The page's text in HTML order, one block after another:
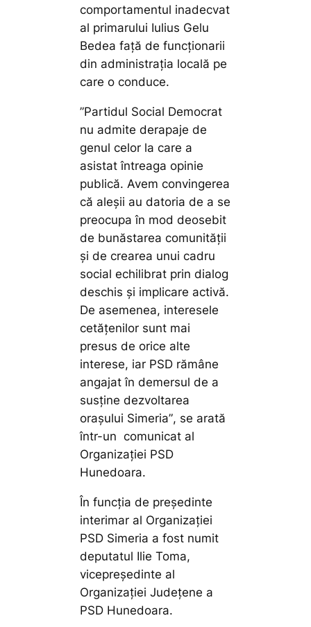
comportamentul inadecvat
al primarului Iulius Gelu
Bedea față de funcționarii
din administrația locală pe
care o conduce.
”Partidul Social Democrat
nu admite derapaje de
genul celor la care a
asistat întreaga opinie
publică. Avem convingerea
că aleșii au datoria de a se
preocupa în mod deosebit
de bunăstarea comunității
și de crearea unui cadru
social echilibrat prin dialog
deschis și implicare activă.
De asemenea, interesele
cetățenilor sunt mai
presus de orice alte
interese, iar PSD rămâne
angajat în demersul de a
susține dezvoltarea
orașului Simeria”, se arată
într-un comunicat al
Organizației PSD
Hunedoara.
În funcția de președinte
interimar al Organizației
PSD Simeria a fost numit
deputatul Ilie Toma,
vicepreședinte al
Organizației Județene a
PSD Hunedoara.